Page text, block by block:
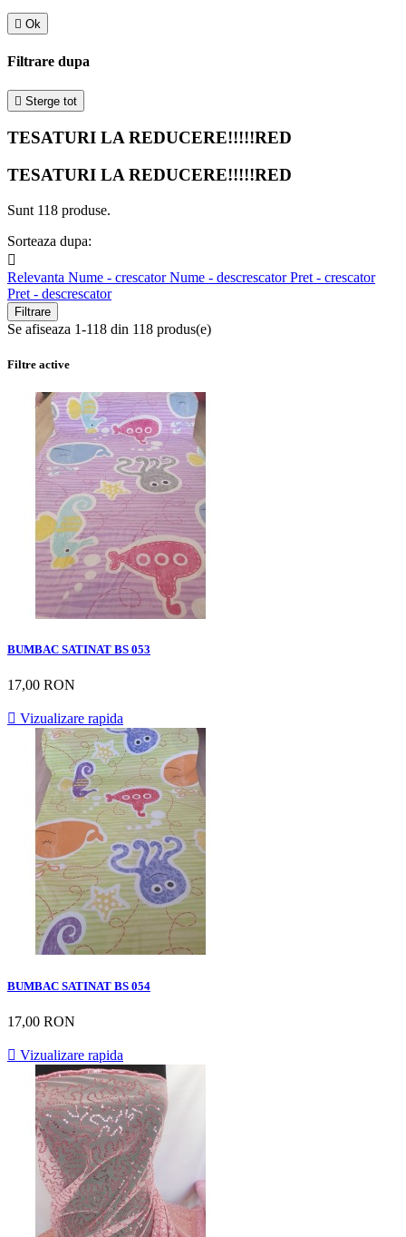
 Ok
Filtrare dupa
 Sterge tot
TESATURI LA REDUCERE!!!!!RED
TESATURI LA REDUCERE!!!!!RED
Sunt 118 produse.
Sorteaza dupa:

Relevanta Nume - crescatorNume - descrescatorPret - crescator
Pret - descrescator
Filtrare
Se afiseaza 1-118 din 118 produs(e)
Filtre active
BUMBAC SATINAT BS 053
17,00 RON
 Vizualizare rapida
BUMBAC SATINAT BS 054
17,00 RON
 Vizualizare rapida